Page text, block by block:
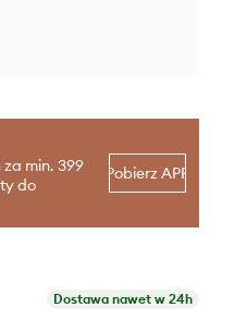
min. 399
do
Pobierz APP
Dostawa nawet w 24h